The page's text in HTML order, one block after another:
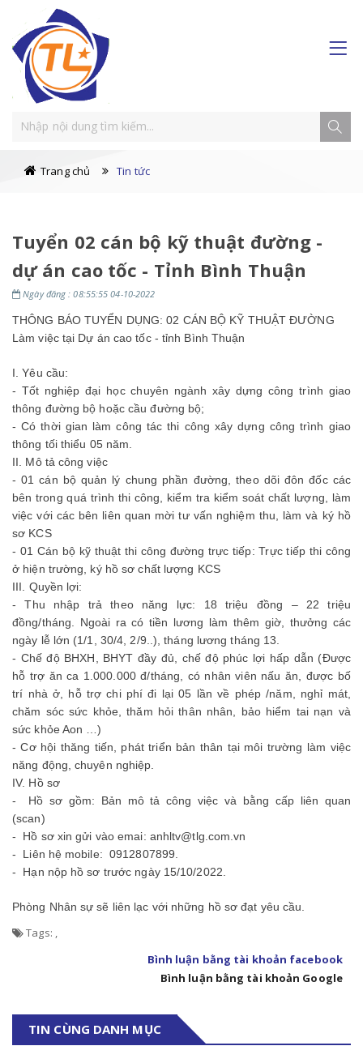
Trang chủ Tin tức
Tuyển 02 cán bộ kỹ thuật đường -
dự án cao tốc - Tỉnh Bình Thuận
Ngày đăng : 08:55:55 04-10-2022
THÔNG BÁO TUYỂN DỤNG: 02 CÁN BỘ KỸ THUẬT ĐƯỜNG
Làm việc tại Dự án cao tốc - tỉnh Bình Thuận
I. Yêu cầu:
- Tốt nghiệp đại học chuyên ngành xây dựng công trình giao
thông đường bộ hoặc cầu đường bộ;
- Có thời gian làm công tác thi công xây dựng công trình giao
thông tối thiểu 05 năm.
II. Mô tả công việc
- 01 cán bộ quản lý chung phần đường, theo dõi đôn đốc các
bên trong quá trình thi công, kiểm tra kiểm soát chất lượng, làm
việc với các bên liên quan mời tư vấn nghiệm thu, làm và ký hồ
sơ KCS
- 01 Cán bộ kỹ thuật thi công đường trực tiếp: Trực tiếp thi công
ở hiện trường, ký hồ sơ chất lượng KCS
III. Quyền lợi:
- Thu nhập trả theo năng lực: 18 triệu đồng – 22 triệu
đồng/tháng. Ngoài ra có tiền lương làm thêm giờ, thưởng các
ngày lễ lớn (1/1, 30/4, 2/9..), tháng lương tháng 13.
- Chế độ BHXH, BHYT đầy đủ, chế độ phúc lợi hấp dẫn (Được
hỗ trợ ăn ca 1.000.000 đ/tháng, có nhân viên nấu ăn, được bố
trí nhà ở, hỗ trợ chi phí đi lại 05 lần về phép /năm, nghỉ mát,
chăm sóc sức khỏe, thăm hỏi thân nhân, bảo hiểm tai nạn và
sức khỏe Aon …)
- Cơ hội thăng tiến, phát triển bản thân tại môi trường làm việc
năng động, chuyên nghiệp.
IV. Hồ sơ
- Hồ sơ gồm: Bản mô tả công việc và bằng cấp liên quan
(scan)
- Hồ sơ xin gửi vào emai: anhltv@tlg.com.vn
- Liên hệ mobile: 0912807899.
- Hạn nộp hồ sơ trước ngày 15/10/2022.
Phòng Nhân sự sẽ liên lạc với những hồ sơ đạt yêu cầu.
Tags: ,
Bình luận bằng tài khoản facebook
Bình luận bằng tài khoản Google
TIN CÙNG DANH MỤC